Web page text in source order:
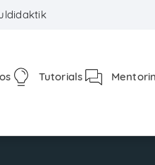
Tutorials